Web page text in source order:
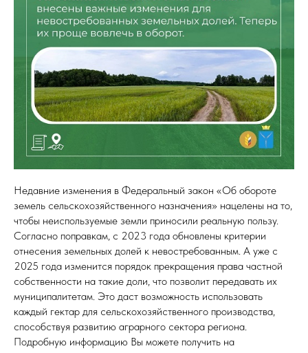
Недавние изменения в Федеральный закон «Об обороте
земель сельскохозяйственного назначения» нацелены на то,
чтобы неиспользуемые земли приносили реальную пользу.
Согласно поправкам, с 2023 года обновлены критерии
отнесения земельных долей к невостребованным. А уже с
2025 года изменится порядок прекращения права частной
собственности на такие доли, что позволит передавать их
муниципалитетам. Это даст возможность использовать
каждый гектар для сельскохозяйственного производства,
способствуя развитию аграрного сектора региона.
Подробную информацию Вы можете получить на